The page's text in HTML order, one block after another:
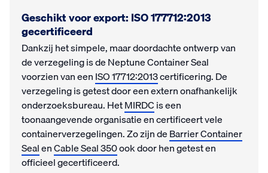
Geschikt voor export: ISO 177712:2013
gecertificeerd
Dankzij het simpele, maar doordachte ontwerp van
de verzegeling is de Neptune Container Seal
voorzien van eenISO 17712:2013certificering. De
verzegeling is getest door een extern onafhankelijk
onderzoeksbureau. HetMIRDCis een
toonaangevende organisatie en certificeert vele
containerverzegelingen. Zo zijn deBarrier Container
SealenCable Seal 350ook door hen getest en
officieel gecertificeerd.